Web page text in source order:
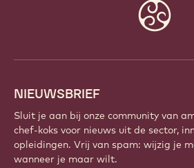
NIEUWSBRIEF
Sluit je aan bij onze community van
chef-koks voor nieuws uit de sector,
opleidingen. Vrij van spam: wijzig je
wanneer je maar wilt.